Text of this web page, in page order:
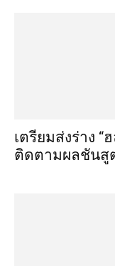
เตรียมส่งร่าง
ติดตามผลชันสู